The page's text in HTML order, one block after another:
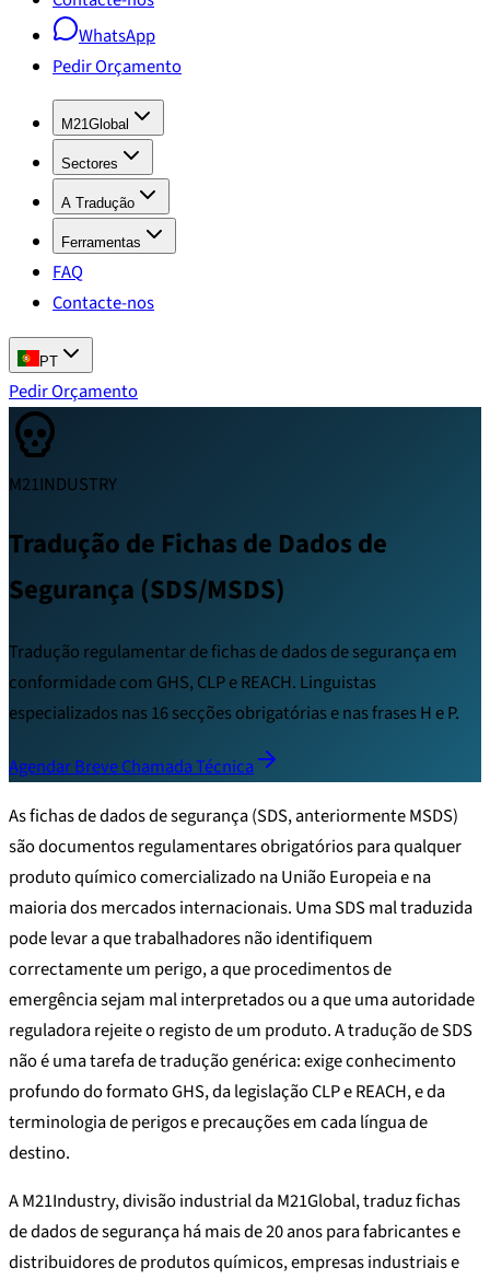
WhatsApp
Pedir Orçamento
M21Global
Sectores
A Tradução
Ferramentas
FAQ
Contacte-nos
PT
Pedir Orçamento
M21INDUSTRY
Tradução de Fichas de Dados de
Segurança (SDS/MSDS)
Tradução regulamentar de fichas de dados de segurança em
conformidade com GHS, CLP e REACH. Linguistas
especializados nas 16 secções obrigatórias e nas frases H e P.
Agendar Breve Chamada Técnica
As fichas de dados de segurança (SDS, anteriormente MSDS)
são documentos regulamentares obrigatórios para qualquer
produto químico comercializado na União Europeia e na
maioria dos mercados internacionais. Uma SDS mal traduzida
pode levar a que trabalhadores não identifiquem
correctamente um perigo, a que procedimentos de
emergência sejam mal interpretados ou a que uma autoridade
reguladora rejeite o registo de um produto. A tradução de SDS
não é uma tarefa de tradução genérica: exige conhecimento
profundo do formato GHS, da legislação CLP e REACH, e da
terminologia de perigos e precauções em cada língua de
destino.
A M21Industry, divisão industrial da M21Global, traduz fichas
de dados de segurança há mais de 20 anos para fabricantes e
distribuidores de produtos químicos, empresas industriais e